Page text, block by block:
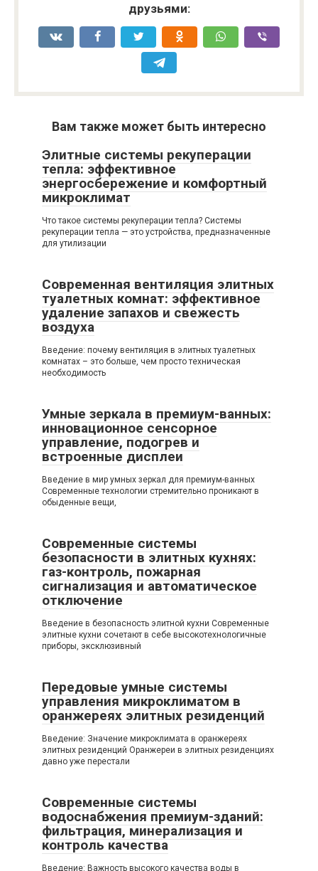
друзьями:
Вам также может быть интересно
Элитные системы рекуперации
тепла: эффективное
энергосбережение и комфортный
микроклимат
Что такое системы рекуперации тепла? Системы
рекуперации тепла — это устройства, предназначенные
для утилизации
Современная вентиляция элитных
туалетных комнат: эффективное
удаление запахов и свежесть
воздуха
Введение: почему вентиляция в элитных туалетных
комнатах – это больше, чем просто техническая
необходимость
Умные зеркала в премиум-ванных:
инновационное сенсорное
управление, подогрев и
встроенные дисплеи
Введение в мир умных зеркал для премиум-ванных
Современные технологии стремительно проникают в
обыденные вещи,
Современные системы
безопасности в элитных кухнях:
газ-контроль, пожарная
сигнализация и автоматическое
отключение
Введение в безопасность элитной кухни Современные
элитные кухни сочетают в себе высокотехнологичные
приборы, эксклюзивный
Передовые умные системы
управления микроклиматом в
оранжереях элитных резиденций
Введение: Значение микроклимата в оранжереях
элитных резиденций Оранжереи в элитных резиденциях
давно уже перестали
Современные системы
водоснабжения премиум-зданий:
фильтрация, минерализация и
контроль качества
Введение: Важность высокого качества воды в